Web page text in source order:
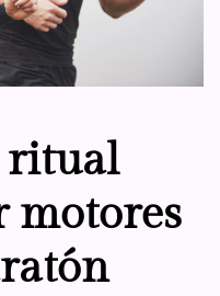
ritual
motores